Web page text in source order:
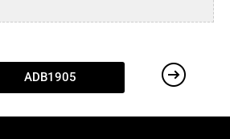
ADB1905